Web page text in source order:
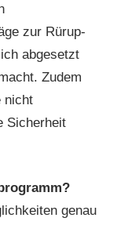
zur Rürup-
abgesetzt
Zudem
nicht
Sicherheit
genau